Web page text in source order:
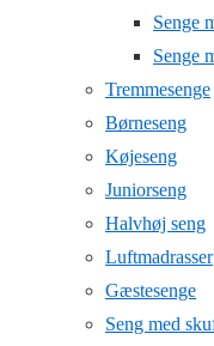
Senge
Senge
Tremmesenge
Børneseng
Køjeseng
Juniorseng
Halvhøj seng
Luftmadrasser
Gæstesenge
Seng med